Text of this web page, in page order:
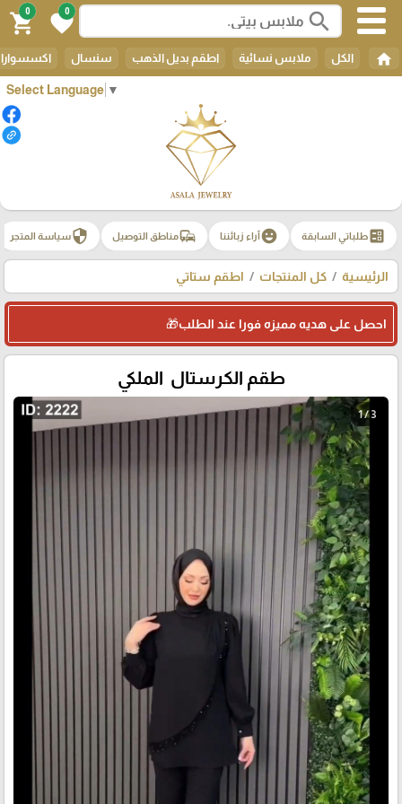
Select Language ▼
search
0
favorite
0
shopping_cart
home الكل ملابس نسائية اطقم بديل الذهب سنسال
ballotطلباتي السابقة emoji_emotionsآراء زبائننا commuteمناطق التوصيل securityسياسة المتجر
الرئيسية كل المنتجات اطقم ستاتي
احصل على هديه مميزه فورا عند الطلب🎁
طقم الكرستال الملكي
1 / 3